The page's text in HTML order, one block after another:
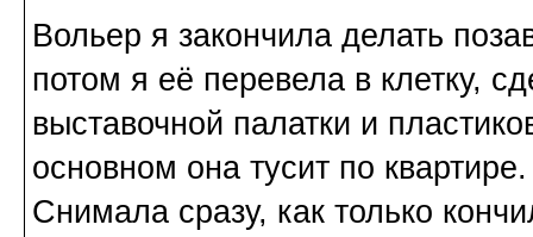
Вольер я закончила делать
потом я её перевела в клетку,
выставочной палатки и
основном она тусит по
Снимала сразу, как только